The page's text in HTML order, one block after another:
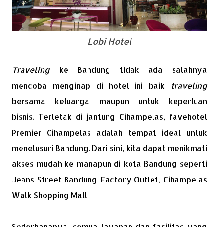
Lobi Hotel
Traveling ke Bandung tidak ada salahnya
mencoba menginap di hotel ini baik traveling
bersama keluarga maupun untuk keperluan
bisnis. Terletak di jantung Cihampelas, favehotel
Premier Cihampelas adalah tempat ideal untuk
menelusuri Bandung. Dari sini, kita dapat menikmati
akses mudah ke manapun di kota Bandung seperti
Jeans Street Bandung Factory Outlet, Cihampelas
Walk Shopping Mall.